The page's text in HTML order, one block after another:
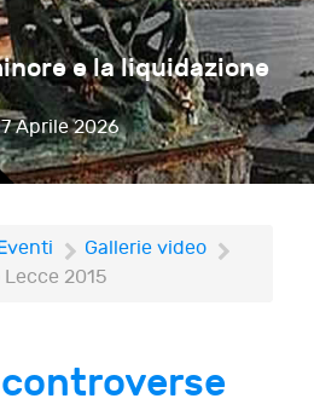
e la liquidazione
Aprile 2026
Gallerie video
2015